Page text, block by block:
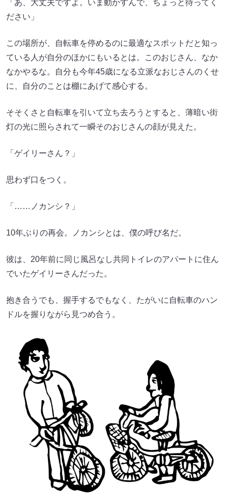
「あ、大丈夫ですよ。いま動かすんで、ちょっと待ってく
ださい」
この場所が、自転車を停めるのに最適なスポットだと知っ
ている人が自分のほかにもいるとは。このおじさん、なか
なかやるな。自分も今年45歳になる立派なおじさんのくせ
に、自分のことは棚にあげて感心する。
そそくさと自転車を引いて立ち去ろうとすると、薄暗い街
灯の光に照らされて一瞬そのおじさんの顔が見えた。
「ゲイリーさん？」
思わず口をつく。
「……ノカンシ？」
10年ぶりの再会。ノカンシとは、僕の呼び名だ。
彼は、20年前に同じ風呂なし共同トイレのアパートに住ん
でいたゲイリーさんだった。
抱き合うでも、握手するでもなく、たがいに自転車のハン
ドルを握りながら見つめ合う。